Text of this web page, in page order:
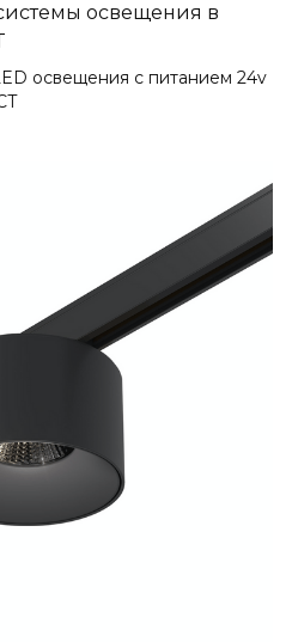
освещения в
освещения с питанием 24v